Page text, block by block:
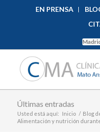
EN PRENSA
Últimas entradas
Usted está aquí: Inicio / Blog
Alimentación y nutrición